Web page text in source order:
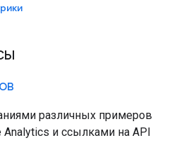
различных примеров
Analytics и ссылками на API